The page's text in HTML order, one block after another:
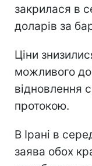
закрилася в
доларів за
Ціни
можливого
відновлення
протокою.
В Ірані в
заява обох